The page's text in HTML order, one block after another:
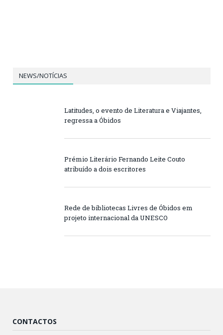
NEWS/NOTÍCIAS
Latitudes, o evento de Literatura e Viajantes,
regressa a Óbidos
Prémio Literário Fernando Leite Couto
atribuído a dois escritores
Rede de bibliotecas Livres de Óbidos em
projeto internacional da UNESCO
CONTACTOS